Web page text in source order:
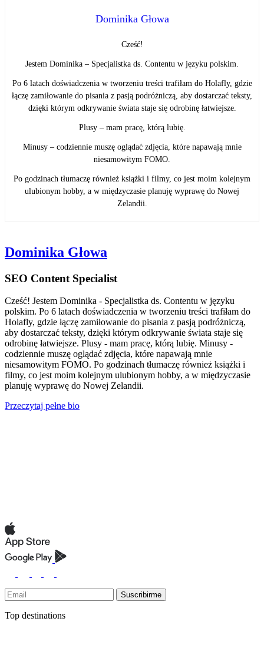
Dominika Głowa
Cześć!
Jestem Dominika – Specjalistka ds. Contentu w języku polskim.
Po 6 latach doświadczenia w tworzeniu treści trafiłam do Holafly, gdzie
łączę zamiłowanie do pisania z pasją podróżniczą, aby dostarczać teksty,
dzięki którym odkrywanie świata staje się odrobinę łatwiejsze.
Plusy – mam pracę, którą lubię.
Minusy – codziennie muszę oglądać zdjęcia, które napawają mnie
niesamowitym FOMO.
Po godzinach tłumaczę również książki i filmy, co jest moim kolejnym
ulubionym hobby, a w międzyczasie planuję wyprawę do Nowej
Zelandii.
Dominika Głowa
SEO Content Specialist
Cześć! Jestem Dominika - Specjalistka ds. Contentu w języku
polskim. Po 6 latach doświadczenia w tworzeniu treści trafiłam do
Holafly, gdzie łączę zamiłowanie do pisania z pasją podróżniczą,
aby dostarczać teksty, dzięki którym odkrywanie świata staje się
odrobinę łatwiejsze. Plusy - mam pracę, którą lubię. Minusy -
codziennie muszę oglądać zdjęcia, które napawają mnie
niesamowitym FOMO. Po godzinach tłumaczę również książki i
filmy, co jest moim kolejnym ulubionym hobby, a w międzyczasie
planuję wyprawę do Nowej Zelandii.
Przeczytaj pełne bio
Suscribirme
Top destinations